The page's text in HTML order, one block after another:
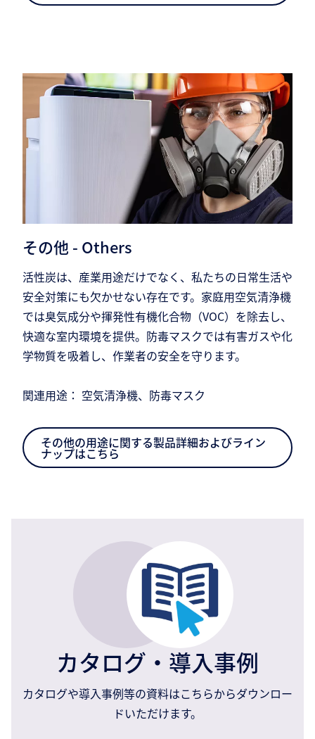
その他 - Others
活性炭は、産業用途だけでなく、私たちの日常生活や
安全対策にも欠かせない存在です。家庭用空気清浄機
では臭気成分や揮発性有機化合物（VOC）を除去し、
快適な室内環境を提供。防毒マスクでは有害ガスや化
学物質を吸着し、作業者の安全を守ります。
関連用途： 空気清浄機、防毒マスク
その他の用途に関する製品詳細およびライン
ナップはこちら
カタログ・導入事例
カタログや導入事例等の資料はこちらからダウンロー
ドいただけます。